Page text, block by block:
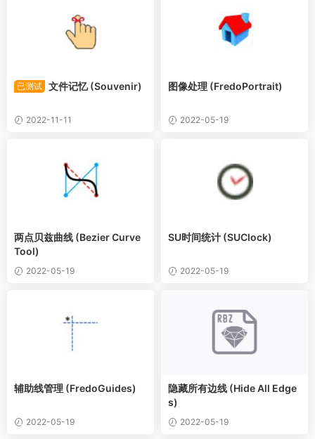
已测试 文件记忆 (Souvenir)
2022-11-11
图像处理 (FredoPortrait)
2022-05-19
两点贝兹曲线 (Bezier Curve
Tool)
2022-05-19
SU时间统计 (SUClock)
2022-05-19
辅助线管理 (FredoGuides)
2022-05-19
隐藏所有边线 (Hide All Edge
s)
2022-05-19